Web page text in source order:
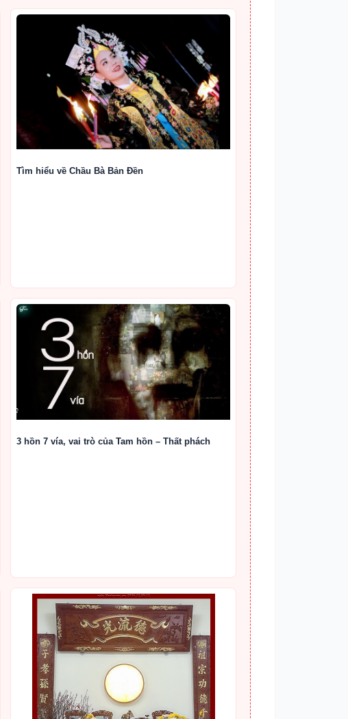
Tìm hiểu về Chầu Bà Bản Đền
3 hồn 7 vía, vai trò của Tam hồn – Thất phách